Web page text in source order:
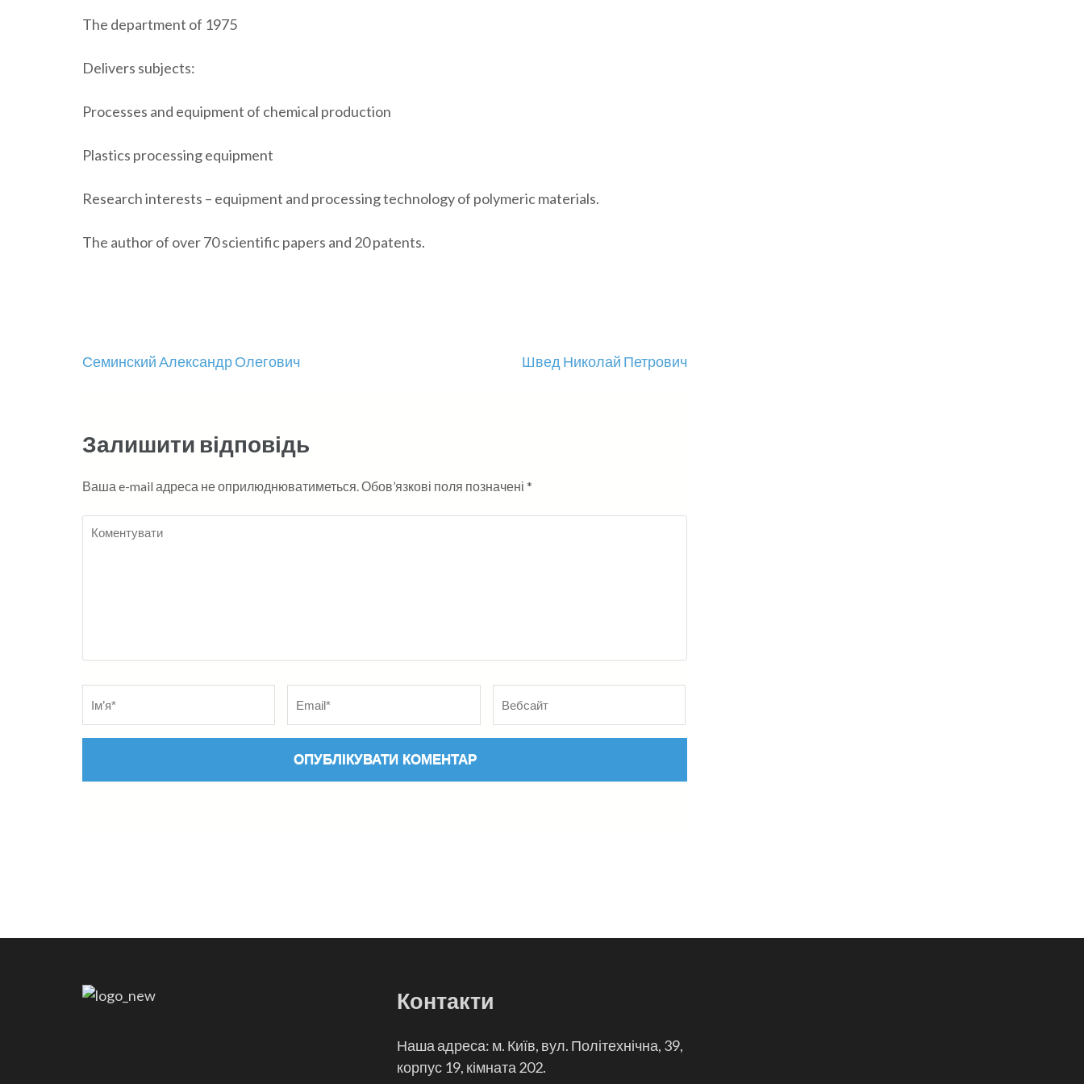
The department of 1975
Delivers subjects:
Processes and equipment of chemical production
Plastics processing equipment
Research interests – equipment and processing technology of polymeric materials.
The author of over 70 scientific papers and 20 patents.
Навігація
Семинский Александр Олегович Швед Николай Петрович
Залишити відповідь
Ваша e-mail адреса не оприлюднюватиметься.Обов’язкові поля позначені *
адреса
Контакти
Наша адреса: м. Київ, вул. Політехнічна, 39,
корпус 19, кімната 202.